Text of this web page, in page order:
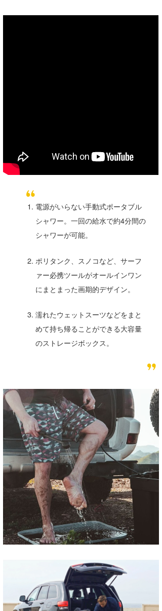
​電源がいらない手動式ポータブル
シャワー。一回の給水で約4分間の
シャワーが可能。
ポリタンク、スノコなど、サーフ
ァー必携ツールがオールインワン
にまとまった画期的デザイン。
濡れたウェットスーツなどをまと
めて持ち帰ることができる大容量
のストレージボックス。
Core Surf Japan
Naoya Kimoto
mitsuteru Kamio
Yasunari Inoue
Yoshiyuki Obata
arukasvision
DELTA FORCE SURF
熊谷素子
メディア
SURFMEDIA
Colors MAGAZINE
WAVAL
波伝説アンバサダー/プロライダー
福島寿実子
中浦“JET”章
嵯峨明日香
進士剛光
植村未来
NOBUFUKU
波伝説スタッフ
☆加藤
+☆maki☆+
Aichan
G◎Da
KOBU
KY
MIN
mitz
OYZ
Soulman
YUKI☆
波伝説